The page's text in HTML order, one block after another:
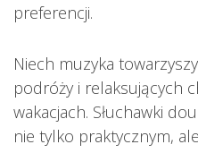
preferencji.
Niech muzyka
podróży i relaksujących
wakacjach. Słuchawki
nie tylko praktycznym,